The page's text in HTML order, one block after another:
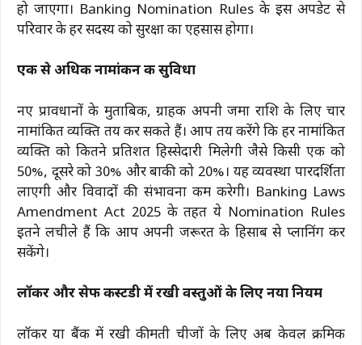
हो जाएगा। Banking Nomination Rules के इस अपडेट से
परिवार के हर सदस्य को सुरक्षा का एहसास होगा।
एक से अधिक नामांकन की सुविधा
नए प्रावधानों के मुताबिक, ग्राहक अपनी जमा राशि के लिए चार
नामांकित व्यक्ति तय कर सकते हैं। आप तय करेंगे कि हर नामांकित
व्यक्ति को कितने प्रतिशत हिस्सेदारी मिलेगी जैसे किसी एक को
50%, दूसरे को 30% और बाकी को 20%। यह व्यवस्था पारदर्शिता
लाएगी और विवादों की संभावना कम करेगी। Banking Laws
Amendment Act 2025 के तहत ये Nomination Rules
इतने लचीले हैं कि आप अपनी जरूरत के हिसाब से प्लानिंग कर
सकेंगे।
लॉकर और सेफ कस्टडी में रखी वस्तुओं के लिए नया नियम
लॉकर या बैंक में रखी कीमती चीजों के लिए अब केवल क्रमिक